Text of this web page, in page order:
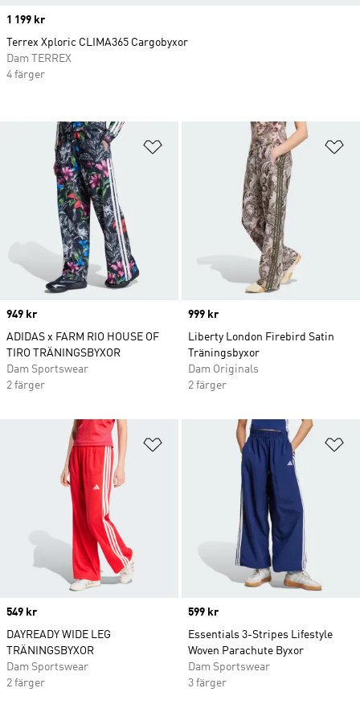
Lägg till på önskelistan
Price
949 kr
ADIDAS x FARM RIO HOUSE OF
TIRO TRÄNINGSBYXOR
Dam Sportswear
2 färger
Price
999 kr
Liberty London Firebird Satin
Träningsbyxor
Dam Originals
2 färger
Lägg till på önskelistan
Price
549 kr
DAYREADY WIDE LEG
TRÄNINGSBYXOR
Dam Sportswear
2 färger
Price
599 kr
Essentials 3-Stripes Lifestyle
Woven Parachute Byxor
Dam Sportswear
3 färger
Price
1 199 kr
Terrex Xploric CLIMA365 Cargobyxor
Dam TERREX
4 färger